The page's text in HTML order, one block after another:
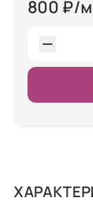
800 ₽/м